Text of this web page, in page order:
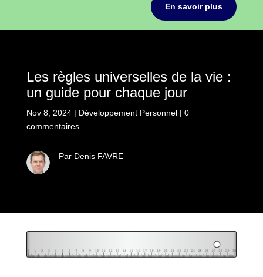
En savoir plus
Les règles universelles de la vie :
un guide pour chaque jour
Nov 8, 2024| Développement Personnel| 0
commentaires
Par Denis FAVRE